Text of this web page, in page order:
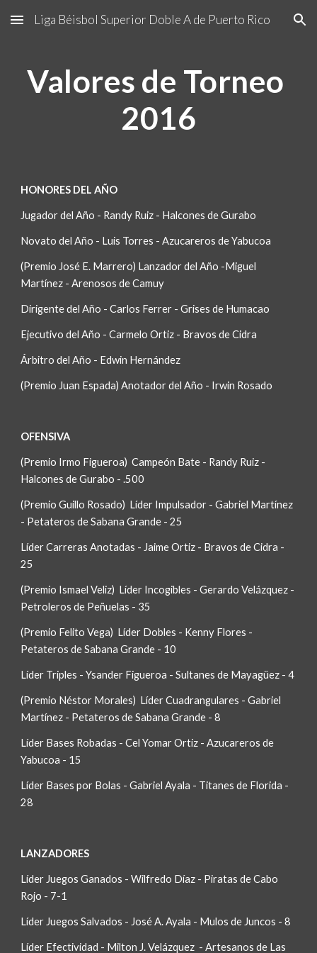
Skip to main content Skip to navigation
Liga Béisbol Superior Doble A de Puerto Rico
Valores de Torneo
2016
HONORES DEL AÑO
Jugador del Año - Randy Ruiz - Halcones de Gurabo
Novato del Año - Luis Torres - Azucareros de Yabucoa
(Premio José E. Marrero) Lanzador del Año -Miguel
Martínez - Arenosos de Camuy
Dirigente del Año - Carlos Ferrer - Grises de Humacao
Ejecutivo del Año - Carmelo Ortiz - Bravos de Cidra
Árbitro del Año - Edwin Hernández
(Premio Juan Espada) Anotador del Año - Irwin Rosado
OFENSIVA
(Premio Irmo Figueroa)  Campeón Bate - Randy Ruiz -
Halcones de Gurabo - .500
(Premio Guillo Rosado)  Líder Impulsador - Gabriel Martínez
- Petateros de Sabana Grande - 25
Líder Carreras Anotadas - Jaime Ortiz - Bravos de Cidra -
25
(Premio Ismael Veliz)  Líder Incogibles - Gerardo Velázquez -
Petroleros de Peñuelas - 35
(Premio Felito Vega)  Líder Dobles - Kenny Flores -
Petateros de Sabana Grande - 10
Líder Triples - Ysander Figueroa - Sultanes de Mayagüez - 4
(Premio Néstor Morales)  Líder Cuadrangulares - Gabriel
Martínez - Petateros de Sabana Grande - 8
Líder Bases Robadas - Cel Yomar Ortiz - Azucareros de
Yabucoa - 15
Líder Bases por Bolas - Gabriel Ayala - Titanes de Florida -
28
LANZADORES
Líder Juegos Ganados - Wilfredo Díaz - Piratas de Cabo
Rojo - 7-1
Líder Juegos Salvados - José A. Ayala - Mulos de Juncos - 8
Líder Efectividad - Milton J. Velázquez  - Artesanos de Las